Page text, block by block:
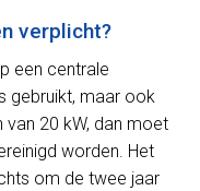
verplicht?
een centrale
gebruikt, maar ook
20 kW, dan moet
worden. Het
om de twee jaar